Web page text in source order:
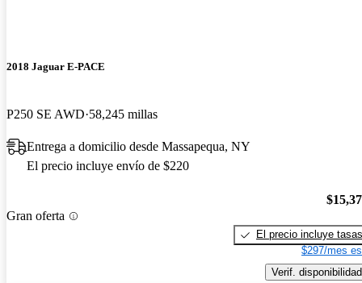
2018 Jaguar E-PACE
P250 SE AWD 58,245 millas
Entrega a domicilio desde Massapequa, NY
El precio incluye envío de $220
Gran oferta
El precio incluye tasas
$297/mes
Verif. disponibilidad